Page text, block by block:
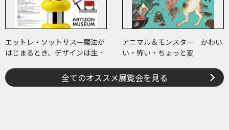
エットレ・ソットサス—魔法が
はじまるとき、デザインは生ま
アニマル＆モンスター かわい
い・怖い・ちょっと変
全てのオススメ展覧会を見る